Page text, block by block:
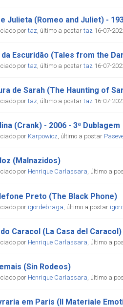
Julieta (Romeo and Juliet) -
portaz, último a postartaz 16-07-
Escuridão (Tales from the
portaz, último a postartaz 16-07-
de Sarah (The Haunting of
portaz, último a postartaz 16-07-
(Crank) - 2006 - 3ª Dublagem
por Karpowicz, último a postar
(Malnazidos)
por Henrique Carlassara, último a
Preto (The Black Phone)
por igordebraga, último a postar
Caracol (La Casa del Caracol)
por Henrique Carlassara, último a
(Sin Rodeos)
por Henrique Carlassara, último a
em Paris (Il Materiale